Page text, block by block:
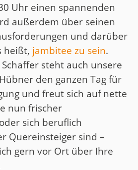
Uhr einen spannenden
außerdem über seinen
und darüber
heißt, jambitee zu sein.
steht auch unsere
den ganzen Tag für
und freut sich auf nette
nun frischer
sich beruflich
Quereinsteiger sind –
gern vor Ort über Ihre